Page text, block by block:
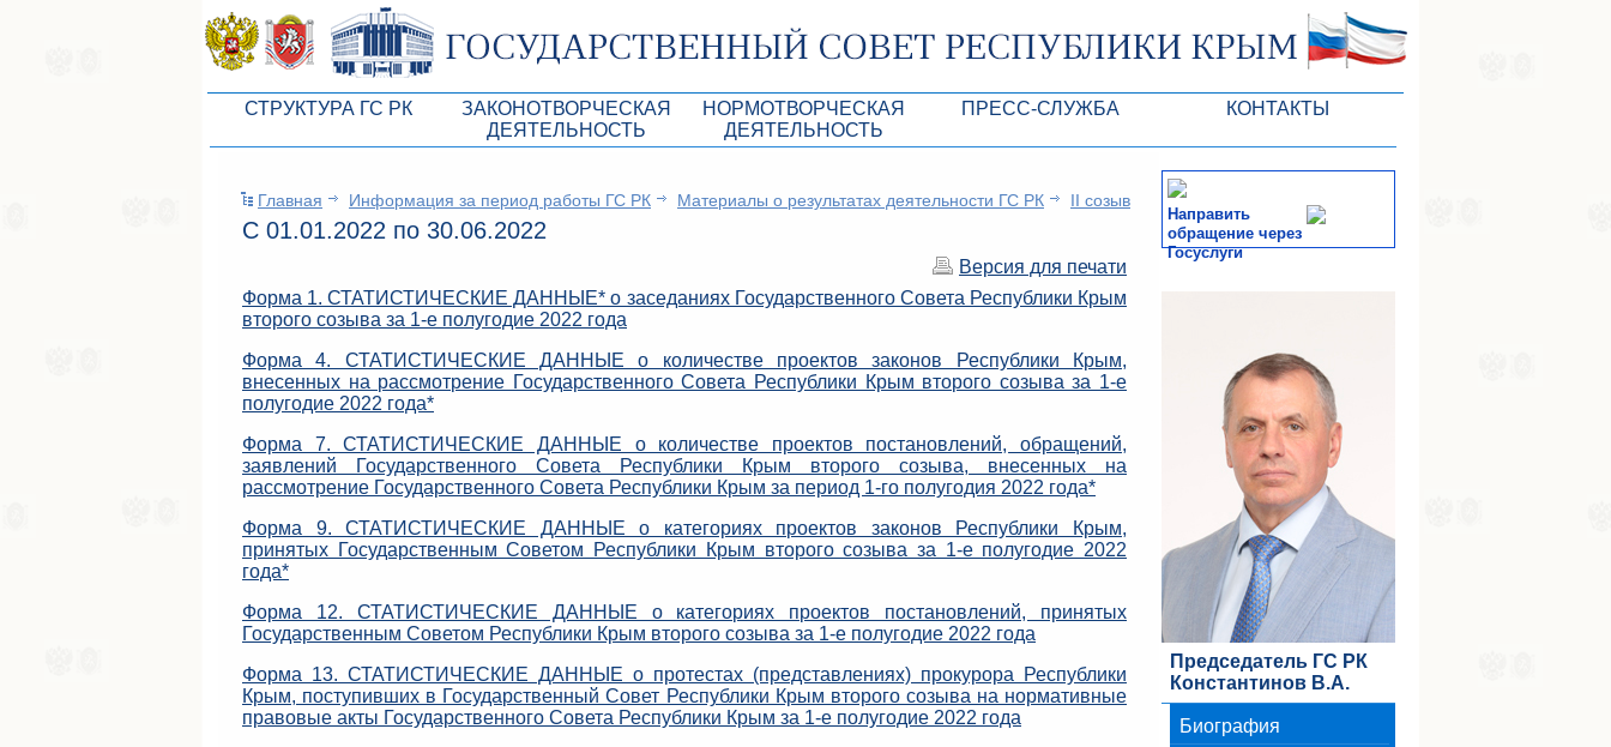
СТРУКТУРА ГС РК
Президиум ГС РК
Комитеты ГС РК
Депутатские фракции ГС РК
Аппарат ГС РК
Советники Председателя ГС РК
Управление делами ГС РК
ЗАКОНОТВОРЧЕСКАЯ
ДЕЯТЕЛЬНОСТЬ
Бюджет Республики Крым
Антикоррупционная экспертиза
Независимая антикоррупционная экспертиза
Информация
Статистика законотворчества
НОРМОТВОРЧЕСКАЯ
ДЕЯТЕЛЬНОСТЬ
Повестки дня
Проекты нормативных правовых и иных актов ГС
РК
ПРЕСС-СЛУЖБА
Лента новостей
Аккредитация СМИ
КОНТАКТЫ
Главная Информация за период работы ГС РК Материалы о результатах деятельности ГС РК II созыв
С 01.01.2022 по 30.06.2022
Версия для печати
Форма 1. СТАТИСТИЧЕСКИЕ ДАННЫЕ* о заседаниях Государственного Совета Республики Крым
второго созыва за 1-е полугодие 2022 года
Форма 4. СТАТИСТИЧЕСКИЕ ДАННЫЕ о количестве проектов законов Республики Крым,
внесенных на рассмотрение Государственного Совета Республики Крым второго созыва за 1-е
полугодие 2022 года*
Форма 7. СТАТИСТИЧЕСКИЕ ДАННЫЕ о количестве проектов постановлений, обращений,
заявлений Государственного Совета Республики Крым второго созыва, внесенных на
рассмотрение Государственного Совета Республики Крым за период 1-го полугодия 2022 года*
Форма 9. СТАТИСТИЧЕСКИЕ ДАННЫЕ о категориях проектов законов Республики Крым,
принятых Государственным Советом Республики Крым второго созыва за 1-е полугодие 2022
года*
Форма 12. СТАТИСТИЧЕСКИЕ ДАННЫЕ о категориях проектов постановлений, принятых
Государственным Советом Республики Крым второго созыва за 1-е полугодие 2022 года
Форма 13. СТАТИСТИЧЕСКИЕ ДАННЫЕ о протестах (представлениях) прокурора Республики
Крым, поступивших в Государственный Совет Республики Крым второго созыва на нормативные
правовые акты Государственного Совета Республики Крым за 1-е полугодие 2022 года
Направить
обращение через
Госуслуги
Председатель ГС РК
Константинов В.А.
Биография